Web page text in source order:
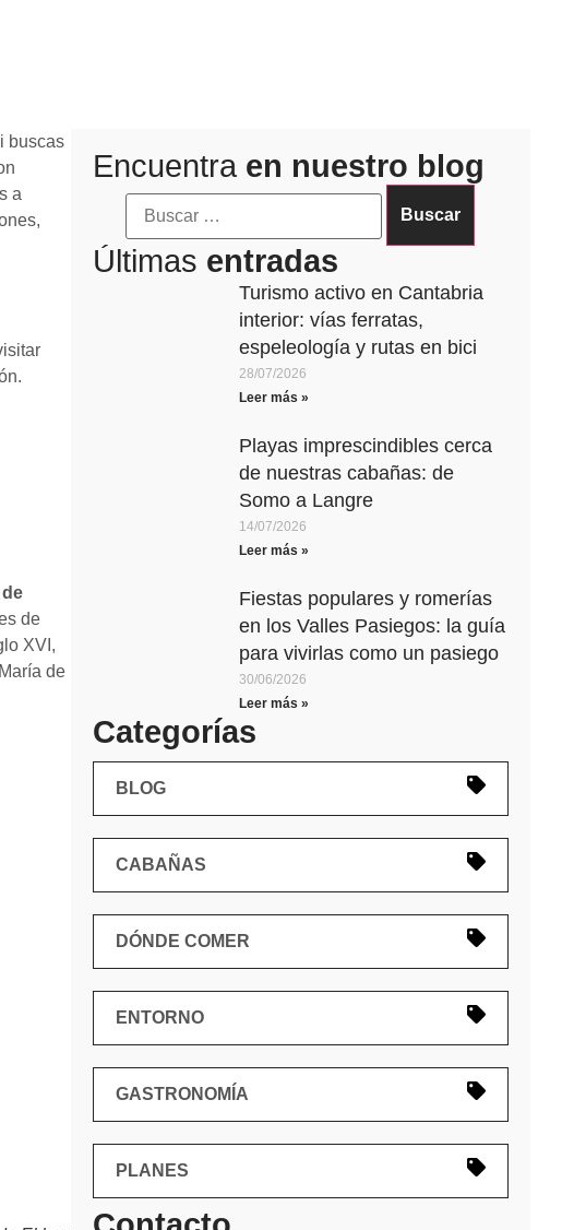
buscas
a
de
XVI,
de
Encuentra en nuestro blog
Últimas entradas
Turismo activo en Cantabria
interior: vías ferratas,
espeleología y rutas en bici
28/07/2026
Leer más »
Playas imprescindibles cerca
de nuestras cabañas: de
Somo a Langre
14/07/2026
Leer más »
Fiestas populares y romerías
en los Valles Pasiegos: la guía
para vivirlas como un pasiego
30/06/2026
Leer más »
Categorías
BLOG
CABAÑAS
DÓNDE COMER
ENTORNO
GASTRONOMÍA
PLANES